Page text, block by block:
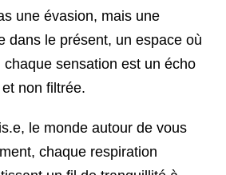
une évasion, mais une
dans le présent, un espace où
sensation est un écho
non filtrée.
le monde autour de vous
chaque respiration